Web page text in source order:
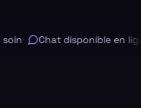
Chat disponible en